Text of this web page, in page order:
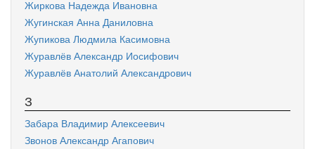
Жиркова Надежда Ивановна
Жугинская Анна Даниловна
Жупикова Людмила Касимовна
Журавлёв Александр Иосифович
Журавлёв Анатолий Александрович
З
Забара Владимир Алексеевич
Звонов Александр Агапович